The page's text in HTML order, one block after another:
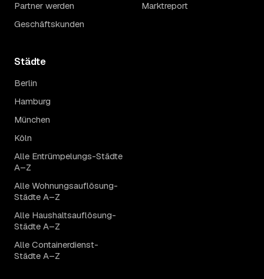
Partner werden
Geschäftskunden
Marktreport
Städte
Berlin
Hamburg
München
Köln
Alle Entrümpelungs-Städte
A–Z
Alle Wohnungsauflösung-
Städte A–Z
Alle Haushaltsauflösung-
Städte A–Z
Alle Containerdienst-
Städte A–Z